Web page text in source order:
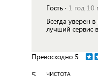
Гость · 1 год 10
Всегда уверен
лучший сервис
Превосходно 5
ЧИСТОТА